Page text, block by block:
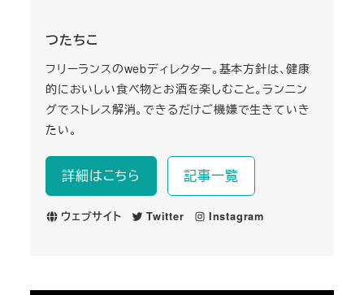
つたちこ
フリーランスのwebディレクター。基本方針は、健康
的においしい食べ物とお酒を楽しむこと。ランニン
グでストレス解消。できるだけご機嫌で生きていき
たい。
詳細はこちら 記事一覧
ウェブサイト Twitter Instagram